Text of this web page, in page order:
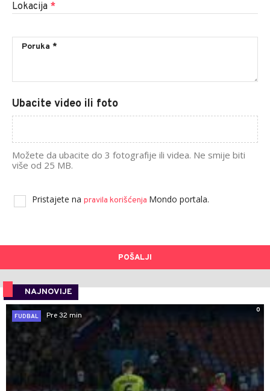
Lokacija *
Ubacite video ili foto
Možete da ubacite do 3 fotografije ili videa. Ne smije biti
više od 25 MB.
Pristajete na pravila korišćenja Mondo portala.
POŠALJI
NAJNOVIJE
0
FUDBAL
Pre 32 min